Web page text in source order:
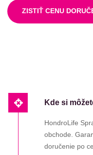
ZISTIŤ CENU
Kde si
HondroLife
obchode.
doručenie po